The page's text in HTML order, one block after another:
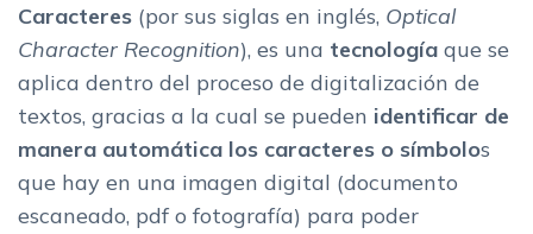
Automatizacion de procesos en administracion
Reconocimiento de texto en facturas y contratos
Industria sanitaria y legal
Los mejores sistemas de Gestión Documental
Tabla con los mejores Software OCR para empresas
Caracteristicas de los mejores Software OCR
Precision
Caracteres (por sus siglas en inglés, Optical
Character Recognition), es una tecnología que se
aplica dentro del proceso de digitalización de
textos, gracias a la cual se pueden identificar de
manera automática los caracteres o símbolos
que hay en una imagen digital (documento
escaneado, pdf o fotografía) para poder